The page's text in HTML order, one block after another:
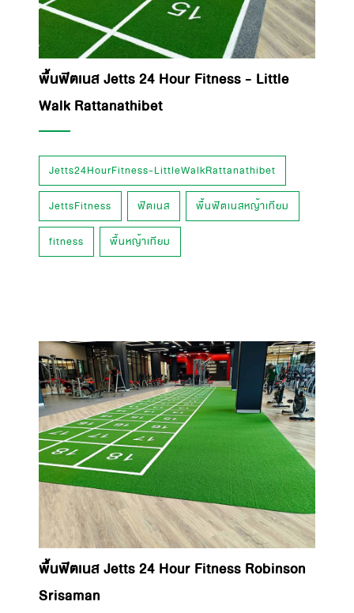
พื้นฟิตเนส Jetts 24 Hour Fitness - Little
Walk Rattanathibet
Jetts24HourFitness-LittleWalkRattanathibet
JettsFitness ฟิตเนส พื้นฟิตเนสหญ้าเทียม
fitness พื้นหญ้าเทียม
พื้นฟิตเนส Jetts 24 Hour Fitness Robinson
Srisaman